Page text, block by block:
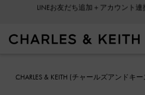
会員登録＋ニュースレター登録で
CHARLES & KEITH (チャールズアンドキ